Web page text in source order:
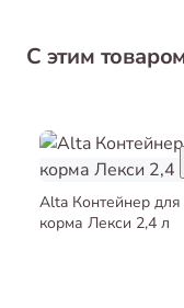
С этим
Alta Контейнер для
корма Лекси 2,4 л